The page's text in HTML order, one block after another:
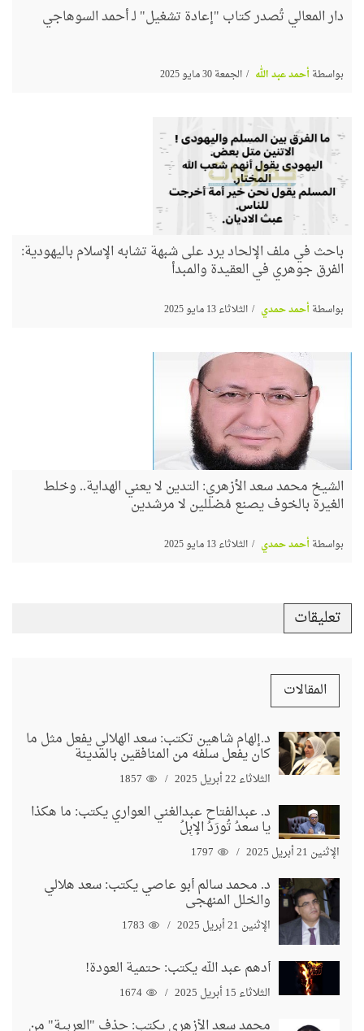
دار المعالي تُصدر كتاب "إعادة تشغيل" لـ أحمد السوهاجي
بواسطةأحمد عبد الله الجمعة 30 مايو 2025
باحث في ملف الإلحاد يرد على شبهة تشابه الإسلام باليهودية:
الفرق جوهري في العقيدة والمبدأ
بواسطةأحمد حمدي الثلاثاء 13 مايو 2025
الشيخ محمد سعد الأزهري: التدين لا يعني الهداية.. وخلط
الغيرة بالخوف يصنع مُضللين لا مرشدين
بواسطةأحمد حمدي الثلاثاء 13 مايو 2025
تعليقات
المقالات
د.إلهام شاهين تكتب: سعد الهلالي يفعل مثل ما
كان يفعل سلفه من المنافقين بالمدينة
الثلاثاء 22 أبريل 2025 1857
د. عبدالفتاح عبدالغني العواري يكتب: ما هكذا
يا سعدُ تُورَدُ الإبِلُ
الإثنين 21 أبريل 2025 1797
د. محمد سالم أبو عاصي يكتب: سعد هلالي
والخلل المنهجي
الإثنين 21 أبريل 2025 1783
أدهم عبد الله يكتب: حتمية العودة!
الثلاثاء 15 أبريل 2025 1674
محمد سعد الأزهري يكتب: حذف "العربية" من